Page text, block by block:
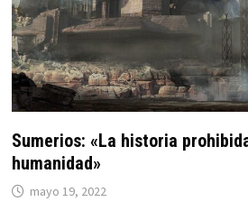
Sumerios: «La historia
humanidad»
mayo 19, 2022